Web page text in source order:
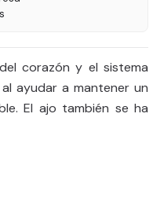
corazón y el sistema
ayudar a mantener un
El ajo también se ha